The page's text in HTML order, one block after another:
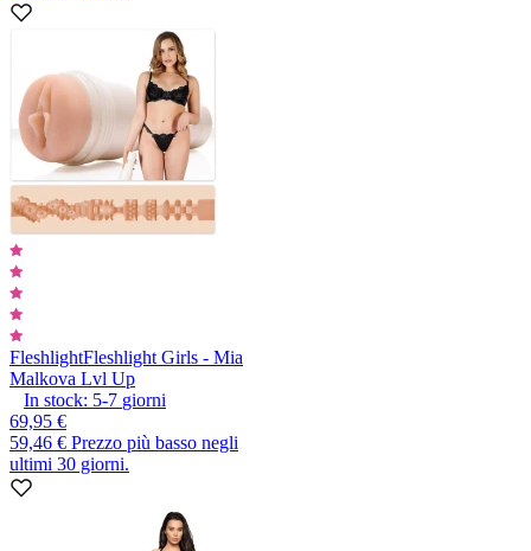
FleshlightFleshlight Girls - Mia
Malkova Lvl Up
In stock: 5-7 giorni
69,95 €
59,46 € Prezzo più basso negli
ultimi 30 giorni.